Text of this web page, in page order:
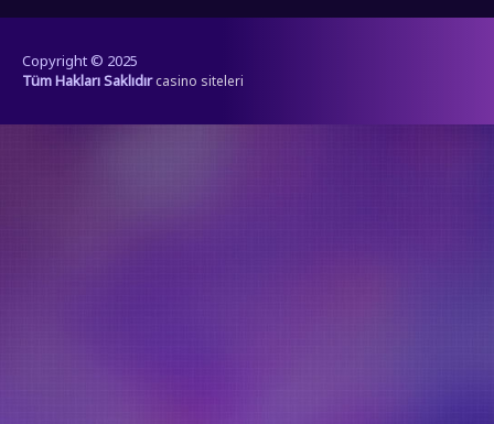
Copyright © 2025
Tüm Hakları Saklıdır casino siteleri